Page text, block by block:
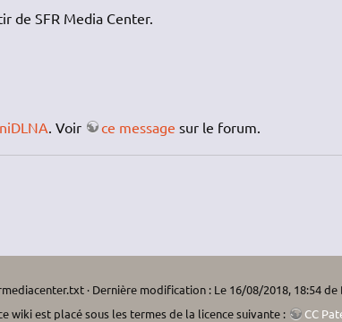
de SFR Media Center.
. Voir ce message sur le forum.
· Dernière modification : Le 16/08/2018, 18:54 de
wiki est placé sous les termes de la licence suivante :
CC